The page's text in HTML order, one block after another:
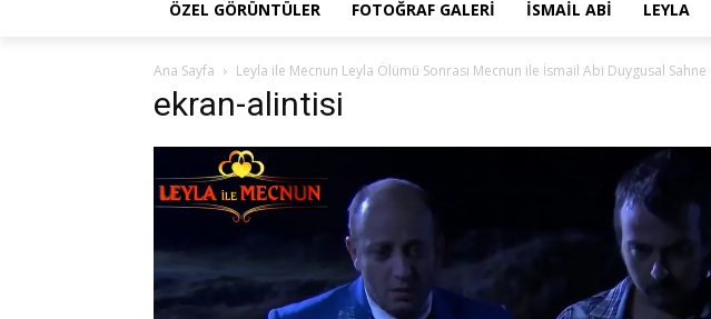
ÖZEL GÖRÜNTÜLER FOTOĞRAF GALERI İSMAIL ABI LEYLA
Ana Sayfa Leyla ile Mecnun Leyla Ölümü Sonrası Mecnun ile İsmail Abi Duygusal Sahne
ekran-alintisi